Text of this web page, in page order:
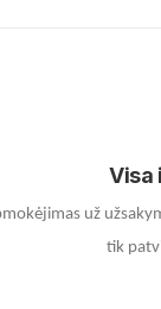
Visa
už
tik